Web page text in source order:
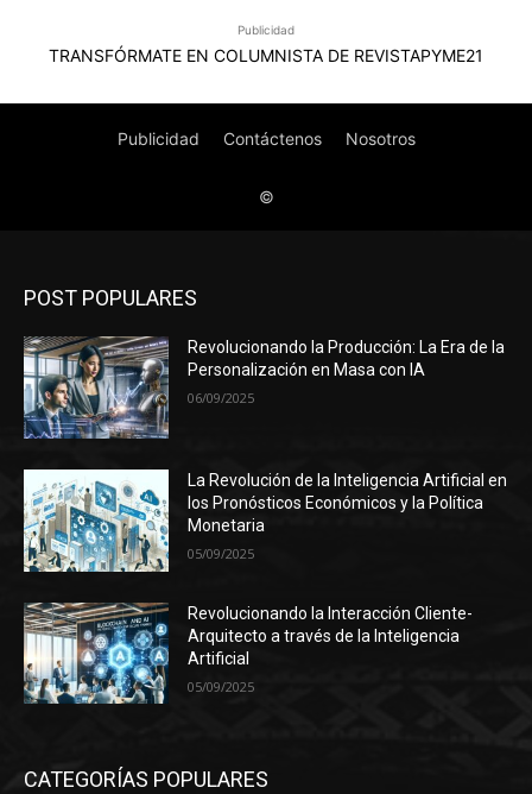
POST POPULARES
Revolucionando la Producción: La Era de la
Personalización en Masa con IA
06/09/2025
La Revolución de la Inteligencia Artificial en
los Pronósticos Económicos y la Política
Monetaria
05/09/2025
Revolucionando la Interacción Cliente-
Arquitecto a través de la Inteligencia
Artificial
05/09/2025
CATEGORÍAS POPULARES